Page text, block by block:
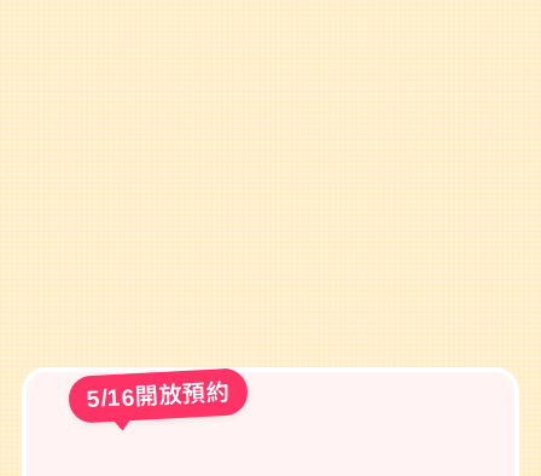
5/16開放預約